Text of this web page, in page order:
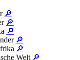
🔎
🔎
🔎
🔎
🔎
Welt 🔎